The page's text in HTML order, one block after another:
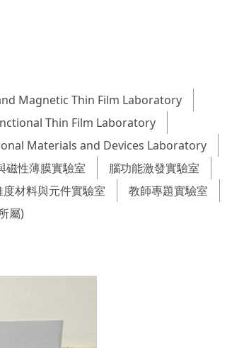
Magnetic Thin Film Laboratory
Thin Film Laboratory
Materials and Devices Laboratory
磁性薄膜實驗室
腦功能激發實驗室
度材料與元件實驗室
教師專題實驗室
屬)